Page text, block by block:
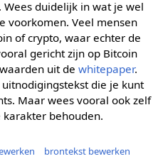
duidelijk in wat je wel
voorkomen. Veel mensen
of crypto, waar echter de
gericht zijn op Bitcoin
uit de whitepaper.
die je kunt
Maar wees vooral ook zelf
behouden.
brontekst bewerken